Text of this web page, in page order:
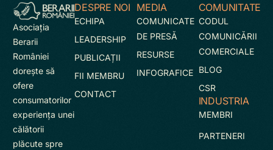
Asociaţia
Berarii
României
doreşte să
ofere
consumatorilor
experienţa unei
călătorii
plăcute spre
DESPRE NOI
ECHIPA
LEADERSHIP
PUBLICAȚII
FII MEMBRU
CONTACT
MEDIA
COMUNICATE
DE PRESĂ
RESURSE
INFOGRAFICE
COMUNITATE
CODUL
COMUNICĂRII
COMERCIALE
BLOG
CSR
INDUSTRIA
MEMBRI
PARTENERI